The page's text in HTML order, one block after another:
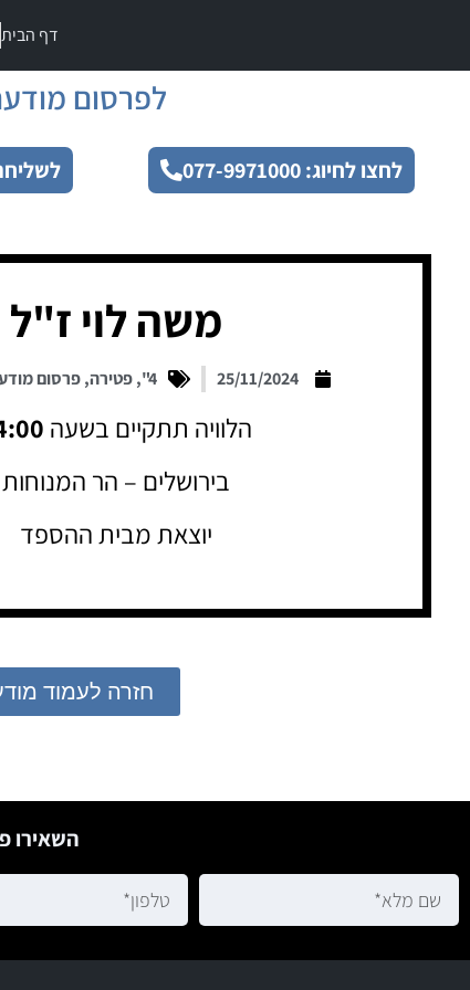
דף הבית
לפרסום
לחצו לחיוג: 077-9971000
משה לוי ז"ל
25/11/2024
4"
,פטירה,פרסום
הלוויה תתקיים בשעה
בירושלים – הר המנוחות
יוצאת מבית ההספד
חזרה לעמוד
השאירו